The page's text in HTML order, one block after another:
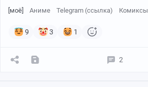
[моё] Аниме Telegram (ссылка) Комиксы
9 3 1
2